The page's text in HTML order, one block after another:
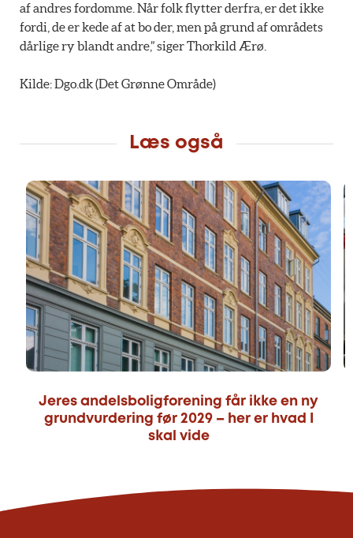
af andres fordomme. Når folk flytter derfra, er det ikke
fordi, de er kede af at bo der, men på grund af områdets
dårlige ry blandt andre,” siger Thorkild Ærø.
Kilde: Dgo.dk (Det Grønne Område)
Læs også
Jeres andelsboligforening får ikke en ny
grundvurdering før 2029 – her er hvad I
skal vide